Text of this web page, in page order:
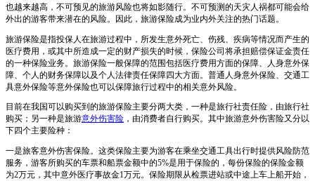
也越来越高，不可预见的旅游风险也将如影随行。不可预测的天灾人祸都可能会给
外出的游客带来潜在的风险。因此，旅游保险成为业内外关注的热门话题。
旅游保险是指投保人在旅游过程中，所发生意外死亡、伤残、疾病等情况而产生的
医疗费用，或其中所造成一定的财产损失的时候，保险公司将承担赔偿保证金责任
的一种保险业务。旅游保险一般保障的范围包括医疗费用方面的保障、人身意外保
障、个人的财务保障以及个人法律责任保障四大方面。普通人身意外保险、交通工
具意外保险等意外保险也可以保障旅行过程中的相关意外风险。
目前在我国可以购买到的旅游保险主要分两大类，一种是旅行社责任险，由旅行社
购买；另一种是旅游意外伤害险 ，由消费者自行购买。其中旅游意外伤害险又分以
下四个主要险种：
一是旅客意外伤害保险。这类保险主要为游客在乘坐交通工具出行时提供风险防范
服务，游客所购买的车票和船票金额中的5%是用于保险的，每份保险的保险金额
为2万元，其中意外医疗事故金1万元。保险期限从检票进站或中途上车上船开始，